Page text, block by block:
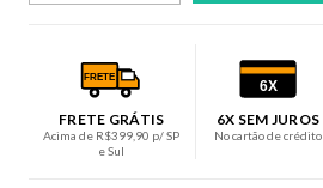
FRETE
FRETE GRÁTIS
Acima de R$399,90 p/ SP
e Sul
6X
6X SEM JUROS
No cartão de crédito